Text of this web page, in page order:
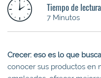
Tiempo de lectura
7 Minutos
Crecer: eso es lo que
conocer sus productos en